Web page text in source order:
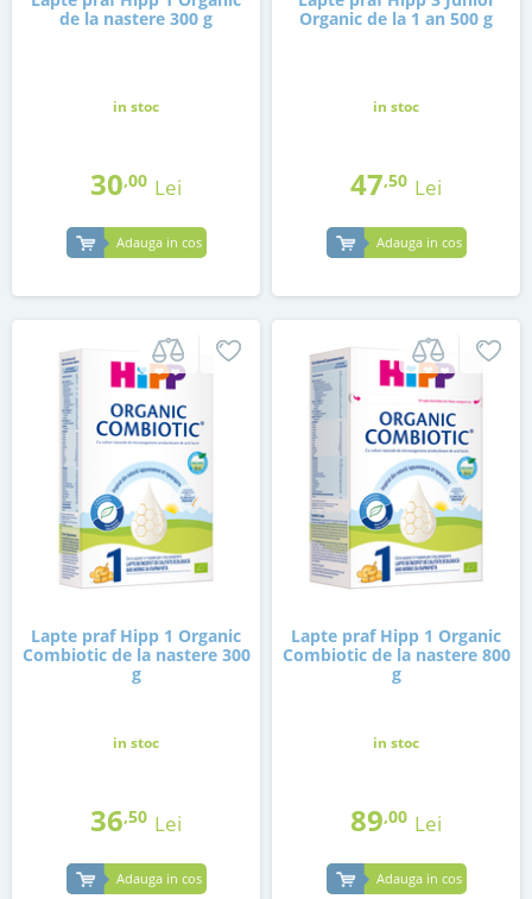
de la nastere 300 g
in stoc
30,00 Lei
Adauga in cos
Organic de la 1 an 500 g
in stoc
47,50 Lei
Adauga in cos
Lapte praf Hipp 1 Organic
Combiotic de la nastere 300
g
in stoc
36,50 Lei
Adauga in cos
Lapte praf Hipp 1 Organic
Combiotic de la nastere 800
g
in stoc
89,00 Lei
Adauga in cos